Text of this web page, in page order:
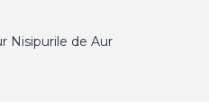
Nisipurile de Aur